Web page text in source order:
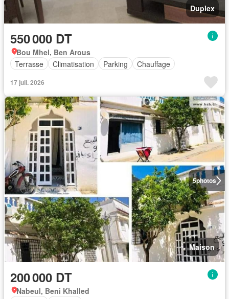
Duplex
550 000 DT
Bou Mhel, Ben Arous
Terrasse
Climatisation Parking Chauffage
17 juil. 2026
5photos
Maison
200 000 DT
Nabeul, Beni Khalled